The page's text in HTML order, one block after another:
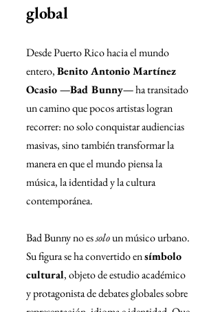
global
Desde Puerto Rico hacia el mundo
entero, Benito Antonio Martínez
Ocasio —Bad Bunny— ha transitado
un camino que pocos artistas logran
recorrer: no solo conquistar audiencias
masivas, sino también transformar la
manera en que el mundo piensa la
música, la identidad y la cultura
contemporánea.
Bad Bunny no es solo un músico urbano.
Su figura se ha convertido en símbolo
cultural, objeto de estudio académico
y protagonista de debates globales sobre